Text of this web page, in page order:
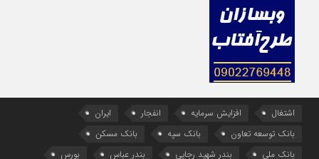
اشتغال افزایش سرمایه انفجار
ایران
بانک توسعه تعاون
بانک سپه
بانک مسکن
بانک ملی
بندر شهید رجایی بندر عباس
بورس